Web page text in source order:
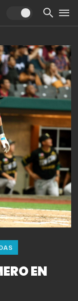
EN